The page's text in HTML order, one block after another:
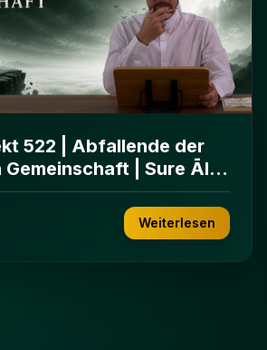
522 | Abfallende der
Gemeinschaft | Sure Āl
Weiterlesen